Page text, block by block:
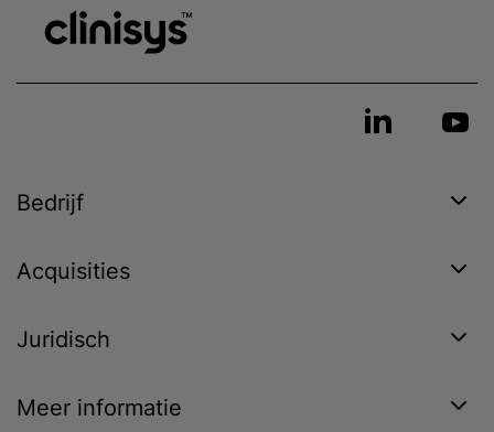
Bedrijf
Acquisities
Juridisch
Meer informatie